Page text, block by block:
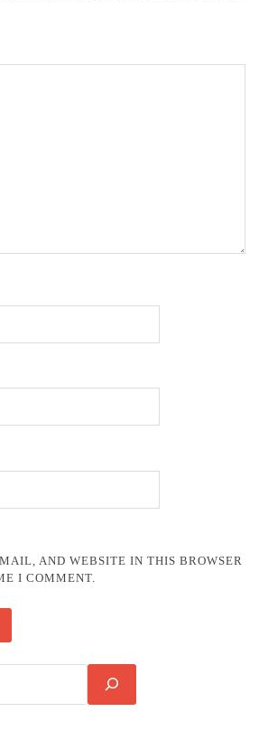
AND WEBSITE IN THIS BROWSER
I COMMENT.